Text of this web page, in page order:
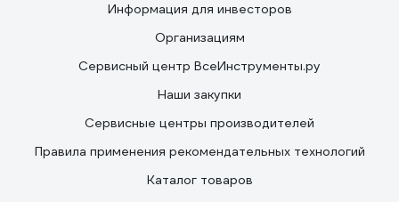
Информация для инвесторов
Организациям
Сервисный центр ВсеИнструменты.ру
Наши закупки
Сервисные центры производителей
Правила применения рекомендательных технологий
Каталог товаров